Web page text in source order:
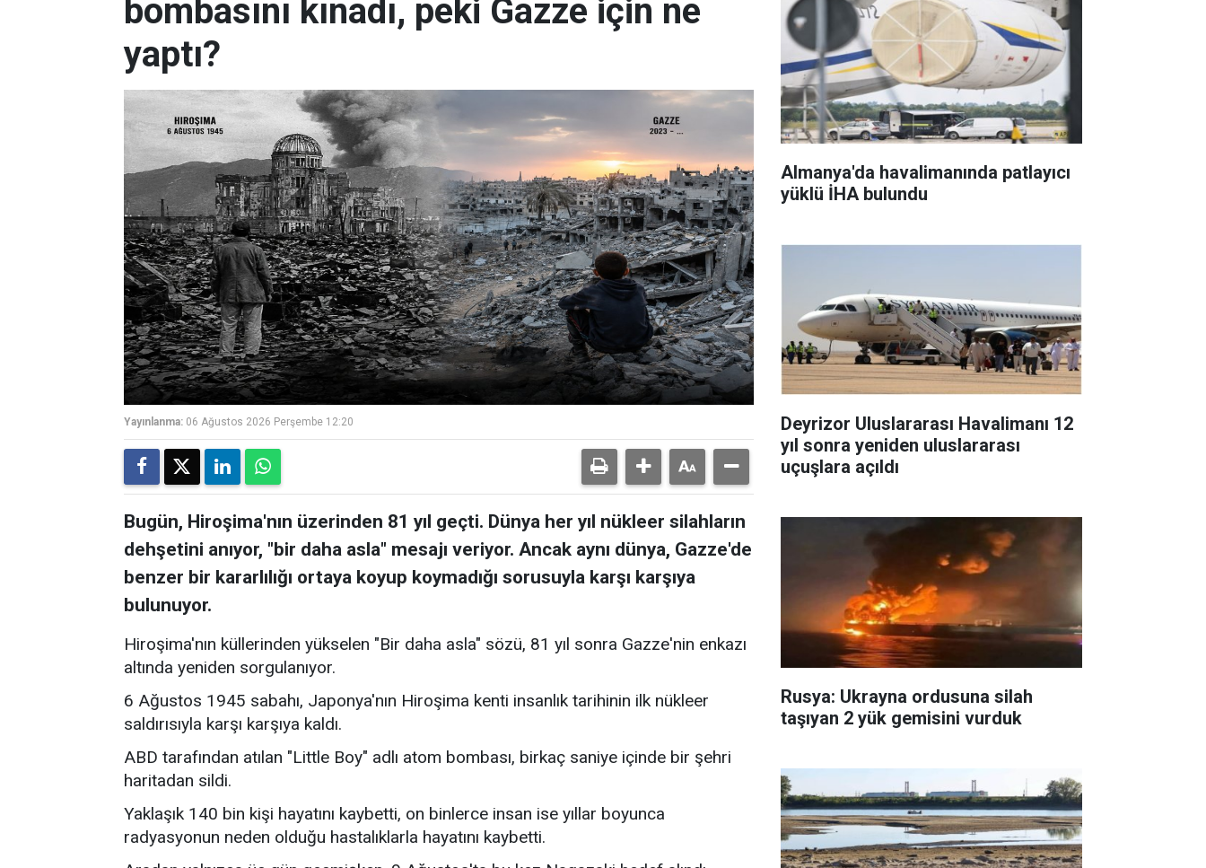
bombasını kınadı, peki Gazze için ne
yaptı?
Yayınlanma: 06 Ağustos 2026 Perşembe 12:20
Bugün, Hiroşima'nın üzerinden 81 yıl geçti. Dünya her yıl nükleer silahların
dehşetini anıyor, "bir daha asla" mesajı veriyor. Ancak aynı dünya, Gazze'de
benzer bir kararlılığı ortaya koyup koymadığı sorusuyla karşı karşıya
bulunuyor.
Hiroşima'nın küllerinden yükselen "Bir daha asla" sözü, 81 yıl sonra Gazze'nin enkazı
altında yeniden sorgulanıyor.
6 Ağustos 1945 sabahı, Japonya'nın Hiroşima kenti insanlık tarihinin ilk nükleer
saldırısıyla karşı karşıya kaldı.
ABD tarafından atılan "Little Boy" adlı atom bombası, birkaç saniye içinde bir şehri
haritadan sildi.
Yaklaşık 140 bin kişi hayatını kaybetti, on binlerce insan ise yıllar boyunca
radyasyonun neden olduğu hastalıklarla hayatını kaybetti.
Almanya'da havalimanında patlayıcı
yüklü İHA bulundu
Deyrizor Uluslararası Havalimanı 12
yıl sonra yeniden uluslararası
uçuşlara açıldı
Rusya: Ukrayna ordusuna silah
taşıyan 2 yük gemisini vurduk